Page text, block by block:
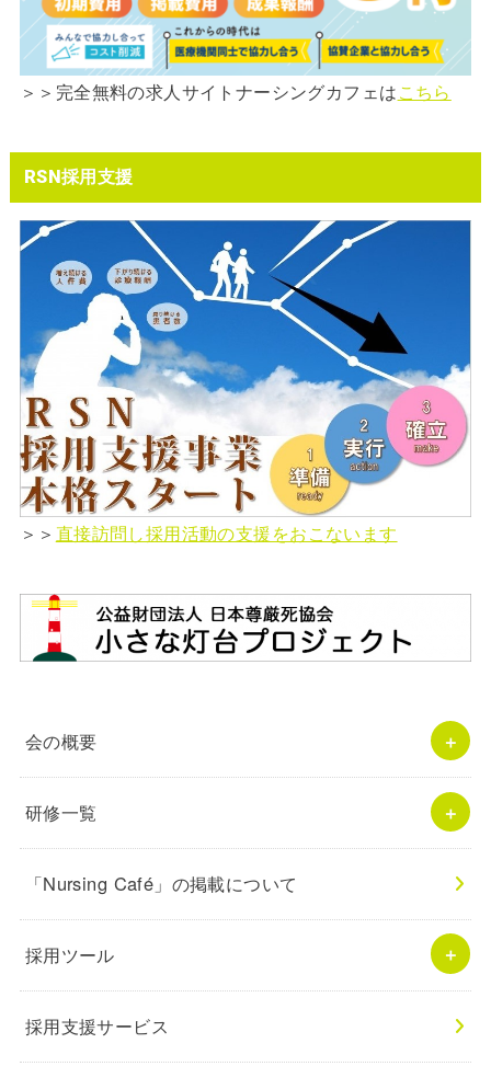
＞＞完全無料の求人サイトナーシングカフェはこちら
RSN採用支援
＞＞ 直接訪問し採用活動の支援をおこないます
会の概要
研修一覧
「Nursing Café」の掲載について
採用ツール
採用支援サービス